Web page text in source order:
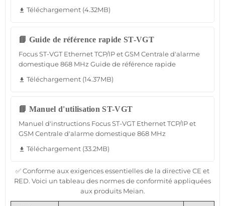
file_download Téléchargement (4.32MB)
📘 Guide de référence rapide ST-VGT
Focus ST-VGT Ethernet TCP/IP et GSM Centrale d'alarme
domestique 868 MHz Guide de référence rapide
file_download Téléchargement (14.37MB)
📘 Manuel d'utilisation ST-VGT
Manuel d'instructions Focus ST-VGT Ethernet TCP/IP et
GSM Centrale d'alarme domestique 868 MHz
file_download Téléchargement (33.2MB)
✅ Conforme aux exigences essentielles de la directive CE et
RED. Voici un tableau des normes de conformité appliquées
aux produits Meian.